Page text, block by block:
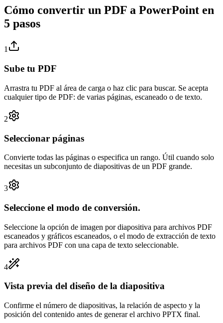
Cómo convertir un PDF a PowerPoint en
5 pasos
1
Sube tu PDF
Arrastra tu PDF al área de carga o haz clic para buscar. Se acepta
cualquier tipo de PDF: de varias páginas, escaneado o de texto.
2
Seleccionar páginas
Convierte todas las páginas o especifica un rango. Útil cuando solo
necesitas un subconjunto de diapositivas de un PDF grande.
3
Seleccione el modo de conversión.
Seleccione la opción de imagen por diapositiva para archivos PDF
escaneados y gráficos escaneados, o el modo de extracción de texto
para archivos PDF con una capa de texto seleccionable.
4
Vista previa del diseño de la diapositiva
Confirme el número de diapositivas, la relación de aspecto y la
posición del contenido antes de generar el archivo PPTX final.